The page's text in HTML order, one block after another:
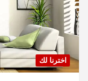
اخترنا لك